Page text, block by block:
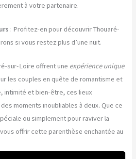
à votre partenaire.
: Profitez-en pour découvrir Thouaré-
si vous restez plus d’une nuit.
sur-Loire offrent une expérience unique
les couples en quête de romantisme et
intimité et bien-être, ces lieux
moments inoubliables à deux. Que ce
ou simplement pour raviver la
offrir cette parenthèse enchantée au